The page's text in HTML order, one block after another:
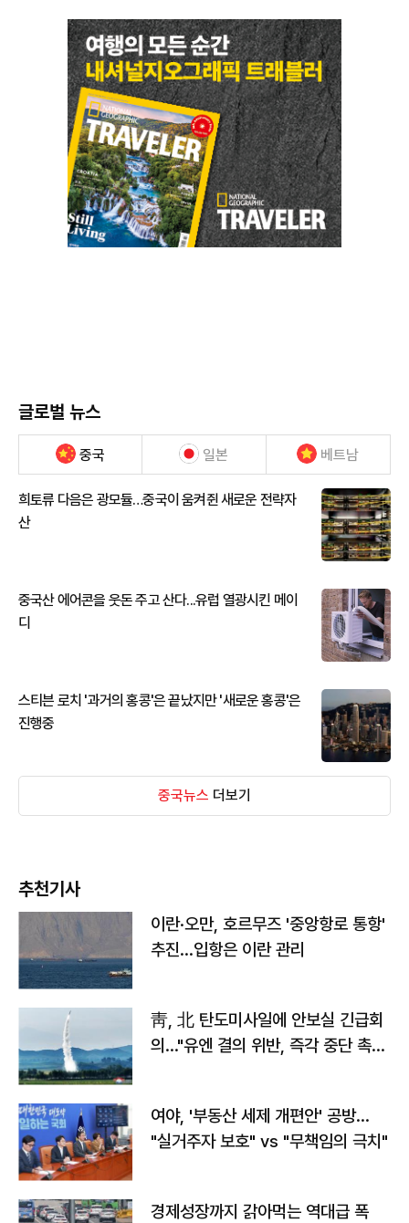
글로벌 뉴스
중국 일본 베트남
희토류 다음은 광모듈…중국이 움켜쥔 새로운 전략자
산
중국산 에어콘을 웃돈 주고 산다...유럽 열광시킨 메이
디
스티븐 로치 '과거의 홍콩'은 끝났지만 '새로운 홍콩'은
진행중
중국뉴스 더보기
추천기사
이란·오만, 호르무즈 '중앙항로 통항'
추진…입항은 이란 관리
靑, 北 탄도미사일에 안보실 긴급회
의…"유엔 결의 위반, 즉각 중단 촉
여야, '부동산 세제 개편안' 공방…
"실거주자 보호" vs "무책임의 극치"
경제성장까지 갉아먹는 역대급 폭